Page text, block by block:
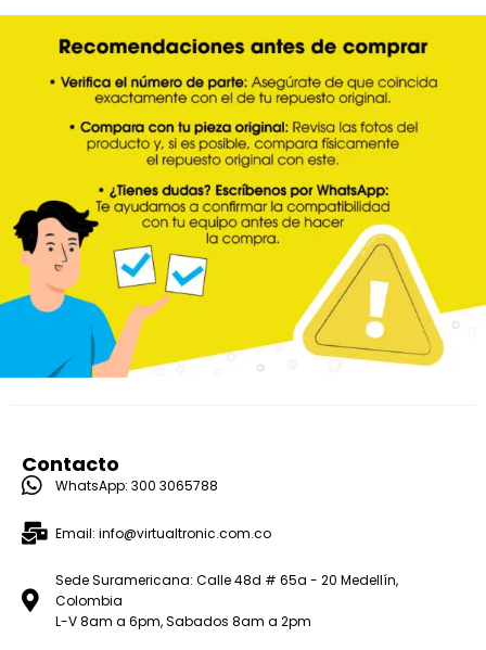
Contacto
WhatsApp: 300 3065788
Email: info@virtualtronic.com.co
Sede Suramericana: Calle 48d # 65a - 20 Medellín,
Colombia
L-V 8am a 6pm, Sabados 8am a 2pm